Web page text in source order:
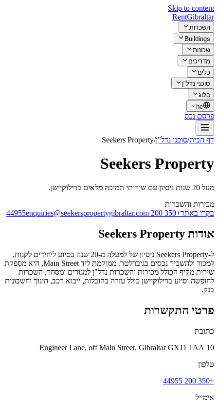
Skip to content
RentGibraltar
השכרות
Buildings
שכונות
מדריכים
כלים
סוכני נדל"ן
בלוג
he
פרסם נכס
דף הבית/סוכני נדל"ן/
Seekers Property
Seekers Property
מעל 20 שנות ניסיון עם שירותי תמיכה מלאים ברילוקיישן.
מכירות והשכרות
בקרו באתר+350 200 44955
enquiries@seekerspropertygibraltar.com
אודות Seekers Property
ל-Seekers Property ניסיון של למעלה מ-20 שנה בסיוע ליחידים לקנות,
למכור ולהשכיר נכסים בגיברלטר. ממוקמת ליד Main Street, היא מספקת
שירות מקיף הכולל מכירות והשכרות נדל"ן למגורים ומסחר, השכרות
לחופשה וסיוע ברילוקיישן כולל עזרה בהובלות, ייבוא רכב, חינוך וחשבונות
בנק.
פרטי התקשרות
כתובת
10 Engineer Lane, off Main Street, Gibraltar GX11 1AA
טלפון
+350 200 44955
אימייל